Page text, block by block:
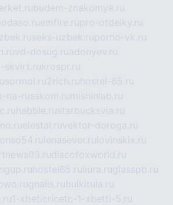
budem-znakomye.ru
emfire.rupro-otdelky.ru
seks-uzbek.ruporno-vk.ru
vd-dosug.ruadonyev.ru
skvirt.rukrospr.ru
sormol.ru2rich.ru hostel-65.ru
na-russkom.ru mishinlab.ru
habble.rustarbucksvia.ru
elestal.ruvektor-doroga.ru
lenasever.ru lovinskix.ru
discofoxworld.ru
hostel65.ru liura.ruglasspb.ru
gnalis.rubulkitula.ru
1-xbeticricetc-1-xbetti-5.ru